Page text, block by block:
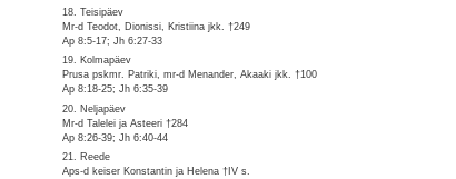
18. Teisipäev
Mr-d Teodot, Dionissi, Kristiina jkk. †249
Ap 8:5-17; Jh 6:27-33
19. Kolmapäev
Prusa pskmr. Patriki, mr-d Menander, Akaaki jkk. †100
Ap 8:18-25; Jh 6:35-39
20. Neljapäev
Mr-d Talelei ja Asteeri †284
Ap 8:26-39; Jh 6:40-44
21. Reede
Aps-d keiser Konstantin ja Helena †IV s.